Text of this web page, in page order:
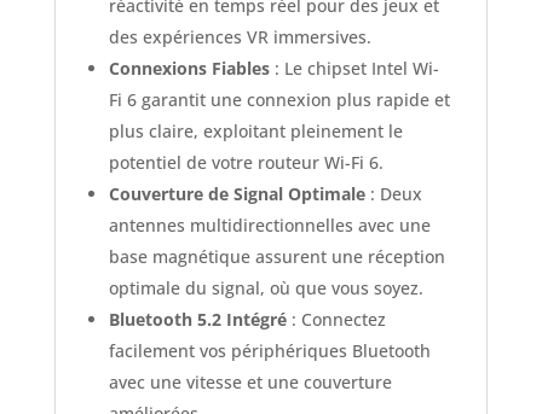
réactivité en temps réel pour des jeux et
des expériences VR immersives.
Connexions Fiables: Le chipset Intel Wi-
Fi 6 garantit une connexion plus rapide et
plus claire, exploitant pleinement le
potentiel de votre routeur Wi-Fi 6.
Couverture de Signal Optimale: Deux
antennes multidirectionnelles avec une
base magnétique assurent une réception
optimale du signal, où que vous soyez.
Bluetooth 5.2 Intégré: Connectez
facilement vos périphériques Bluetooth
avec une vitesse et une couverture